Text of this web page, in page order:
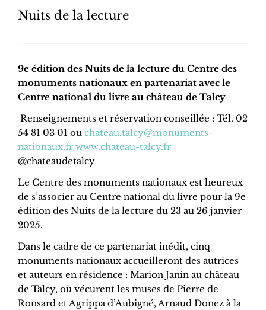
Nuits de la lecture
9e édition des Nuits de la lecture du Centre des
monuments nationaux en partenariat avec le
Centre national du livre au château de Talcy
Renseignements et réservation conseillée : Tél. 02
54 81 03 01 ou chateau.talcy@monuments-
nationaux.fr www.chateau-talcy.fr
@chateaudetalcy
Le Centre des monuments nationaux est heureux
de s’associer au Centre national du livre pour la 9e
édition des Nuits de la lecture du 23 au 26 janvier
2025.
Dans le cadre de ce partenariat inédit, cinq
monuments nationaux accueilleront des autrices
et auteurs en résidence : Marion Janin au château
de Talcy, où vécurent les muses de Pierre de
Ronsard et Agrippa d’Aubigné, Arnaud Donez à la